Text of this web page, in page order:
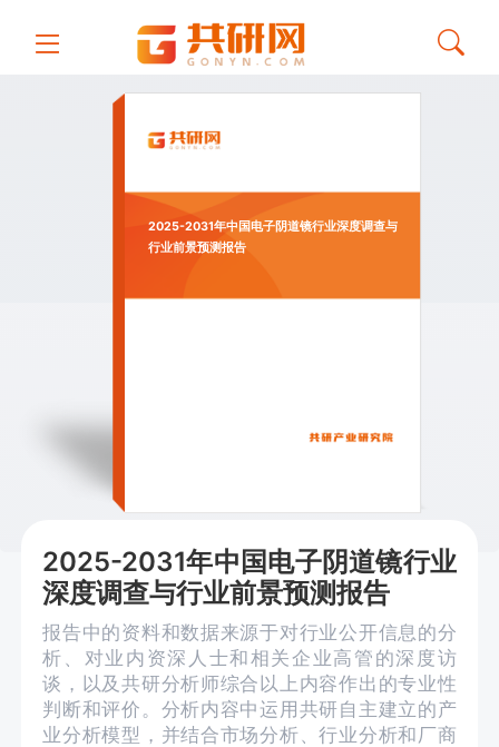
2025-2031年中国电子阴道镜行业深度调查与
行业前景预测报告
2025-2031年中国电子阴道镜行业
深度调查与行业前景预测报告
报告中的资料和数据来源于对行业公开信息的分
析、对业内资深人士和相关企业高管的深度访
谈，以及共研分析师综合以上内容作出的专业性
判断和评价。分析内容中运用共研自主建立的产
业分析模型，并结合市场分析、行业分析和厂商